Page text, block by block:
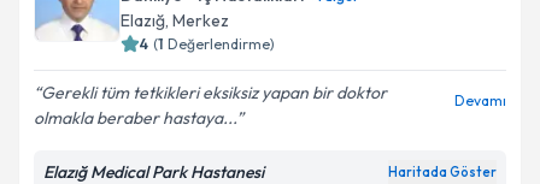
almanız için bir takvim hazırlandığında e-posta ile
bilgilendireceğiz.
E-posta Adresiniz
Elazığ, Merkez
4 (1 Değerlendirme)
Gerekli tüm tetkikleri eksiksiz yapan bir doktor
olmakla beraber hastaya...
Devamı
Elazığ Medical Park Hastanesi Haritada Göster